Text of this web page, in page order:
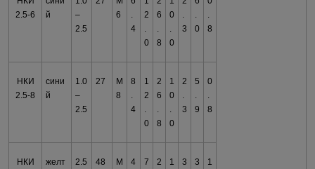
2.5-6
й
–
2.5
6
4
2
0
6
8
0
0
3
0
8
НКИ
2.5-8
сини
й
1.0
–
2.5
27
М
8
8
4
1
2
0
2
6
8
1
0
0
2
3
5
9
0
8
НКИ
желт
2.5
48
М
4
7
2
1
3
3
1